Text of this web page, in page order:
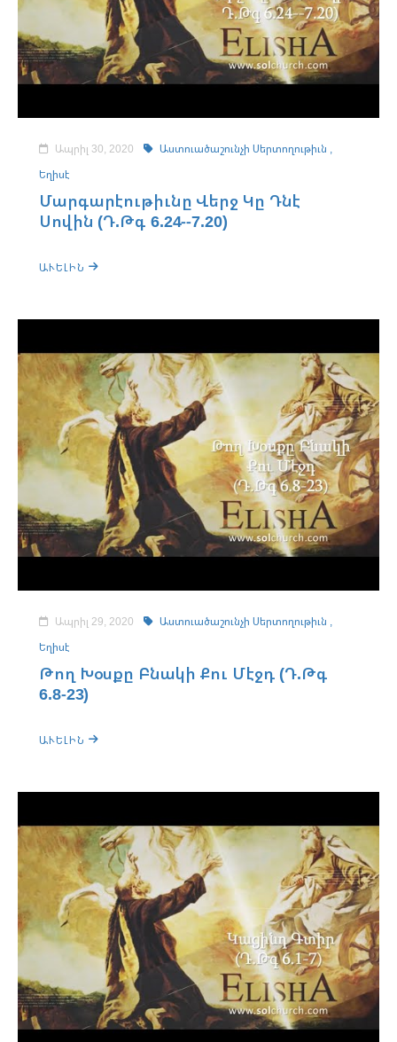
Ապրիլ 30, 2020
Աստուածաշունչի Սերտողութիւն ,
Եղիսէ
Մարգարէութիւնը Վերջ Կը Դնէ
Սովին (Դ.Թգ 6.24--7.20)
ԱՒԵԼԻՆ
Ապրիլ 29, 2020
Աստուածաշունչի Սերտողութիւն ,
Եղիսէ
Թող Խօսքը Բնակի Քու Մէջդ (Դ.Թգ
6.8-23)
ԱՒԵԼԻՆ